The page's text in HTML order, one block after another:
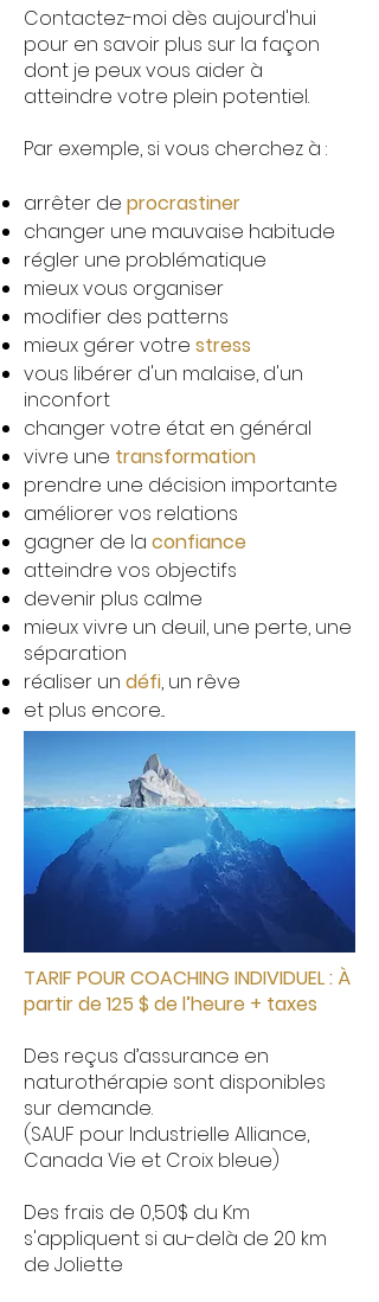
Contactez-moi dès aujourd'hui
pour en savoir plus sur la façon
dont je peux vous aider à
atteindre votre plein potentiel.
Par exemple, si vous cherchez à :
arrêter de procrastiner
changer une mauvaise habitude
régler une problématique
mieux vous organiser
modifier des patterns
mieux gérer votre stress
vous libérer d'un malaise, d'un
inconfort
changer votre état en général
vivre une transformation
prendre une décision importante
améliorer vos relations
gagner de la confiance
atteindre vos objectifs
devenir plus calme
mieux vivre un deuil, une perte, une
séparation
réaliser un défi, un rêve
et plus encore...
TARIF POUR COACHING INDIVIDUEL : À
partir de 125 $ de l’heure + taxes
​Des reçus d’assurance en
naturothérapie sont disponibles
sur demande.
(SAUF pour Industrielle Alliance,
Canada Vie et Croix bleue)
Des frais de 0,50$ du Km
s'appliquent si au-delà de 20 km
de Joliette